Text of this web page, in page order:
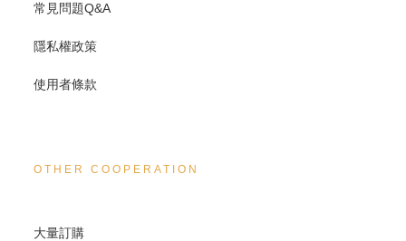
常見問題Q&A
隱私權政策
使用者條款
OTHER COOPERATION
大量訂購